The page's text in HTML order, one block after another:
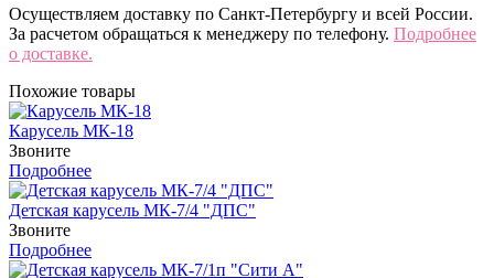
Осуществляем доставку по Санкт-Петербургу и всей России.
За расчетом обращаться к менеджеру по телефону. Подробнее
о доставке.
Похожие товары
Карусель МК-18
Звоните
Подробнее
Детская карусель МК-7/4 "ДПС"
Звоните
Подробнее